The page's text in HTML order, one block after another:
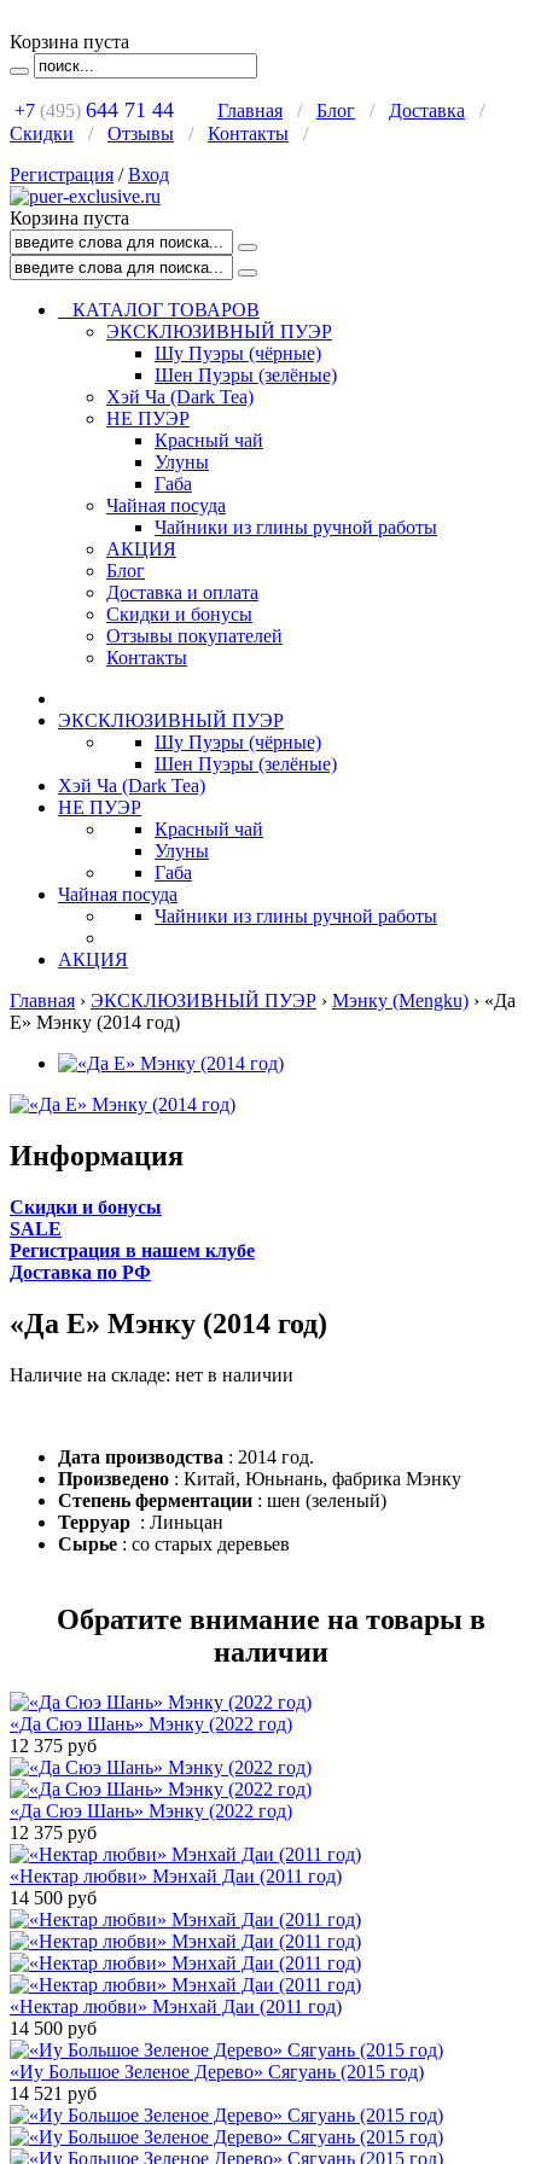
Корзина пуста
+7 (495) 644 71 44 Главная / Блог / Доставка
/
Скидки
/ Отзывы / Контакты
/
Регистрация /Вход
Корзина пуста
КАТАЛОГ ТОВАРОВ
ЭКСКЛЮЗИВНЫЙ ПУЭР
Шу Пуэры (чёрные)
Шен Пуэры (зелёные)
Хэй Ча (Dark Tea)
НЕ ПУЭР
Красный чай
Улуны
Габа
Чайная посуда
Чайники из глины ручной работы
АКЦИЯ
Блог
Доставка и оплата
Скидки и бонусы
Отзывы покупателей
Контакты
ЭКСКЛЮЗИВНЫЙ ПУЭР
Шу Пуэры (чёрные)
Шен Пуэры (зелёные)
Хэй Ча (Dark Tea)
НЕ ПУЭР
Красный чай
Улуны
Габа
Чайная посуда
Чайники из глины ручной работы
АКЦИЯ
Главная › ЭКСКЛЮЗИВНЫЙ ПУЭР › Мэнку (Mengku) › «Да
Е» Мэнку (2014 год)
Информация
Cкидки и бонусы
SALE
Регистрация в нашем клубе
Доставка по РФ
«Да Е» Мэнку (2014 год)
Наличие на складе: нет в наличии
Дата производства : 2014 год.
Произведено : Китай, Юньнань, фабрика Мэнку
Степень ферментации : шен (зеленый)
Терруар : Линьцан
Сырье : со старых деревьев
Обратите внимание на товары в
наличии
«Да Сюэ Шань» Мэнку (2022 год)
12 375 руб
«Да Сюэ Шань» Мэнку (2022 год)
12 375 руб
«Нектар любви» Мэнхай Даи (2011 год)
14 500 руб
«Нектар любви» Мэнхай Даи (2011 год)
14 500 руб
«Иу Большое Зеленое Дерево» Сягуань (2015 год)
14 521 руб